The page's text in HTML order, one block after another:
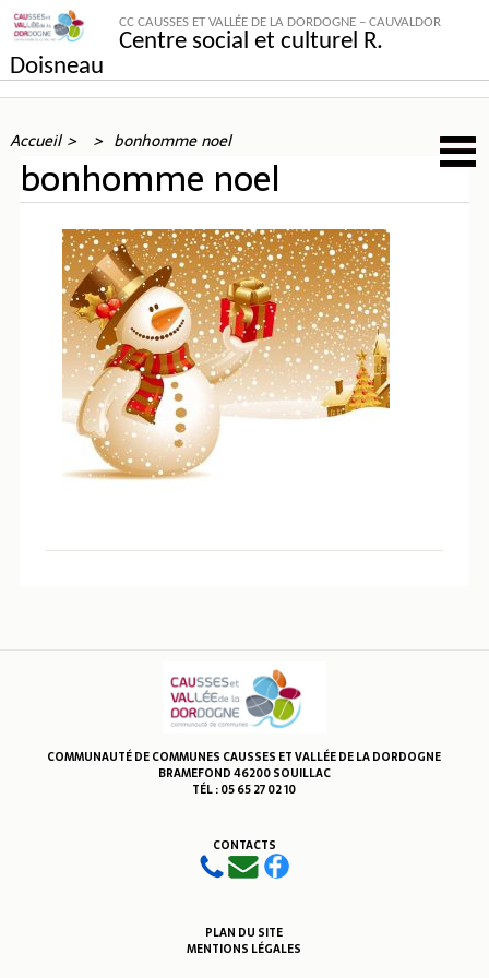
CC CAUSSES ET VALLÉE DE LA DORDOGNE – CAUVALDOR
Centre social et culturel R.
Doisneau
Accueil bonhomme noel
bonhomme noel
COMMUNAUTÉ DE COMMUNES CAUSSES ET VALLÉE DE LA DORDOGNE
BRAMEFOND 46200 SOUILLAC
TÉL : 05 65 27 02 10
CONTACTS
PLAN DU SITE
MENTIONS LÉGALES